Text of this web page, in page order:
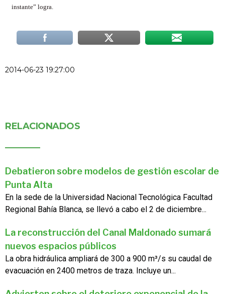
instante” logra.
2014-06-23 19:27:00
RELACIONADOS
Debatieron sobre modelos de gestión escolar de
Punta Alta
En la sede de la Universidad Nacional Tecnológica Facultad
Regional Bahía Blanca, se llevó a cabo el 2 de diciembre...
La reconstrucción del Canal Maldonado sumará
nuevos espacios públicos
La obra hidráulica ampliará de 300 a 900 m³/s su caudal de
evacuación en 2400 metros de traza. Incluye un...